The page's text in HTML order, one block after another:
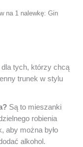
na 1 nalewkę: Gin
tych, którzy chcą
trunek w stylu
Są to mieszanki
robienia
aby można było
alkohol.